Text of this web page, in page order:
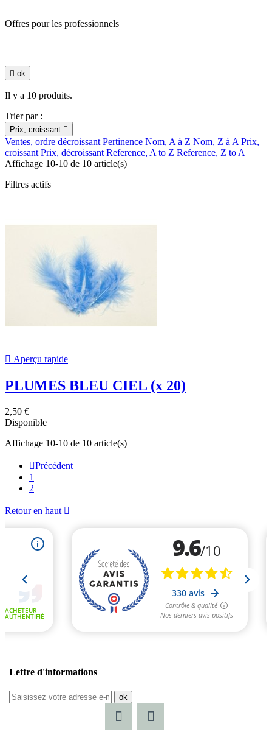
Offres pour les professionnels
 ok
Il y a 10 produits.
Trier par :
Prix, croissant 
Ventes, ordre décroissant Pertinence Nom, A à Z Nom, Z à A Prix,
croissant Prix, décroissant Reference, A to Z Reference, Z to A
Affichage 10-10 de 10 article(s)
Filtres actifs
 Aperçu rapide
PLUMES BLEU CIEL (x 20)
2,50 €
Disponible
Affichage 10-10 de 10 article(s)
Précédent
1
2
Retour en haut 
Lettre d'informations
ok